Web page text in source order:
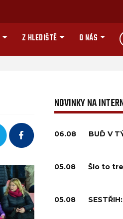
Z HLEDIŠTĚ O NÁS
NOVINKY NA
06.08 BUĎ V
05.08 Šlo to
05.08